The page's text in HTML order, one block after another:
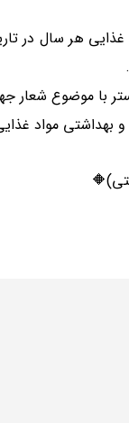
با موضوع شعار
بهداشتی مواد